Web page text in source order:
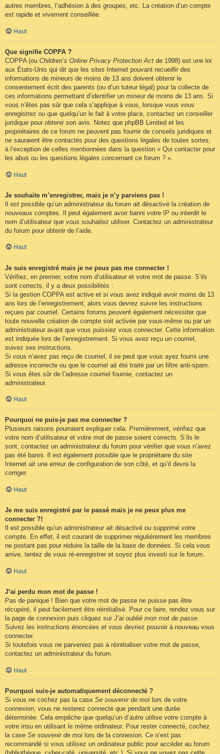
autres membres, l’adhésion à des groupes, etc. La création d’un compte
est rapide et vivement conseillée.
Haut
Que signifie COPPA ?
COPPA (ou Children’s Online Privacy Protection Act de 1998) est une loi
aux États-Unis qui dit que les sites Internet pouvant recueillir des
informations de mineurs de moins de 13 ans doivent obtenir le
consentement écrit des parents (ou d’un tuteur légal) pour la collecte de
ces informations permettant d’identifier un mineur de moins de 13 ans. Si
vous n’êtes pas sûr que cela s’applique à vous, lorsque vous vous
enregistrez ou que quelqu’un le fait à votre place, contactez un conseiller
juridique pour obtenir son avis. Notez que phpBB Limited et les
propriétaires de ce forum ne peuvent pas fournir de conseils juridiques et
ne sauraient être contactés pour des questions légales de toutes sortes,
à l’exception de celles mentionnées dans la question « Qui contacter pour
les abus ou les questions légales concernant ce forum ? ».
Haut
Je souhaite m’enregistrer, mais je n’y parviens pas !
Il est possible qu’un administrateur du forum ait désactivé la création de
nouveaux comptes. Il peut également avoir banni votre IP ou interdit le
nom d’utilisateur que vous souhaitez utiliser. Contactez un administrateur
du forum pour obtenir de l’aide.
Haut
Je suis enregistré mais je ne peux pas me connecter !
Vérifiez, en premier, votre nom d’utilisateur et votre mot de passe. S’ils
sont corrects, il y a deux possibilités :
Si la gestion COPPA est active et si vous avez indiqué avoir moins de 13
ans lors de l’enregistrement, alors vous devrez suivre les instructions
reçues par courriel. Certains forums peuvent également nécessiter que
toute nouvelle création de compte soit activée par vous-même ou par un
administrateur avant que vous puissiez vous connecter. Cette information
est indiquée lors de l’enregistrement. Si vous avez reçu un courriel,
suivez ses instructions.
Si vous n’avez pas reçu de courriel, il se peut que vous ayez fourni une
adresse incorrecte ou que le courriel ait été traité par un filtre anti-spam.
Si vous êtes sûr de l’adresse courriel fournie, contactez un
administrateur.
Haut
Pourquoi ne puis-je pas me connecter ?
Plusieurs raisons pourraient expliquer cela. Premièrement, vérifiez que
votre nom d’utilisateur et votre mot de passe soient corrects. S’ils le
sont, contactez un administrateur du forum pour vérifier que vous n’avez
pas été banni. Il est également possible que le propriétaire du site
Internet ait une erreur de configuration de son côté, et qu’il devra la
corriger.
Haut
Je me suis enregistré par le passé mais je ne peux plus me
connecter ?!
Il est possible qu’un administrateur ait désactivé ou supprimé votre
compte. En effet, il est courant de supprimer régulièrement les membres
ne postant pas pour réduire la taille de la base de données. Si cela vous
arrive, tentez de vous ré-enregistrer et soyez plus investi sur le forum.
Haut
J’ai perdu mon mot de passe !
Pas de panique ! Bien que votre mot de passe ne puisse pas être
récupéré, il peut facilement être réinitialisé. Pour ce faire, rendez vous sur
la page de connexion puis cliquez sur J’ai oublié mon mot de passe.
Suivez les instructions énoncées et vous devriez pouvoir à nouveau vous
connecter.
Si toutefois vous ne parveniez pas à réinitialiser votre mot de passe,
contactez un administrateur du forum.
Haut
Pourquoi suis-je automatiquement déconnecté ?
Si vous ne cochez pas la case Se souvenir de moi lors de votre
connexion, vous ne resterez connecté que pendant une durée
déterminée. Cela empêche que quelqu’un d’autre utilise votre compte à
votre insu en utilisant le même ordinateur. Pour rester connecté, cochez
la case Se souvenir de moi lors de la connexion. Ce n’est pas
recommandé si vous utilisez un ordinateur public pour accéder au forum